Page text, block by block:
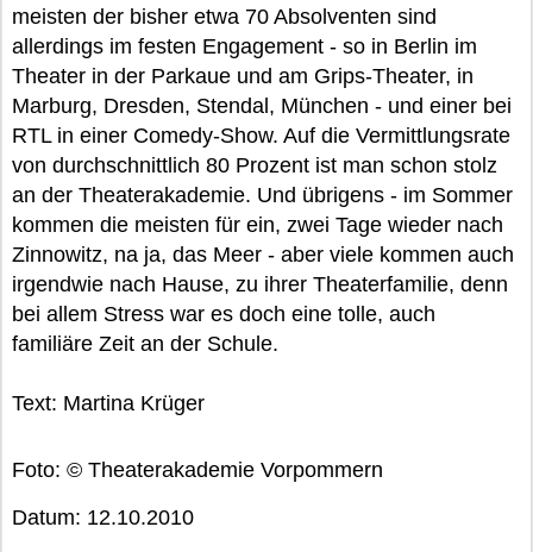
meisten der bisher etwa 70 Absolventen sind
allerdings im festen Engagement - so in Berlin im
Theater in der Parkaue und am Grips-Theater, in
Marburg, Dresden, Stendal, München - und einer bei
RTL in einer Comedy-Show. Auf die Vermittlungsrate
von durchschnittlich 80 Prozent ist man schon stolz
an der Theaterakademie. Und übrigens - im Sommer
kommen die meisten für ein, zwei Tage wieder nach
Zinnowitz, na ja, das Meer - aber viele kommen auch
irgendwie nach Hause, zu ihrer Theaterfamilie, denn
bei allem Stress war es doch eine tolle, auch
familiäre Zeit an der Schule.
Text: Martina Krüger
Foto: © Theaterakademie Vorpommern
Datum: 12.10.2010